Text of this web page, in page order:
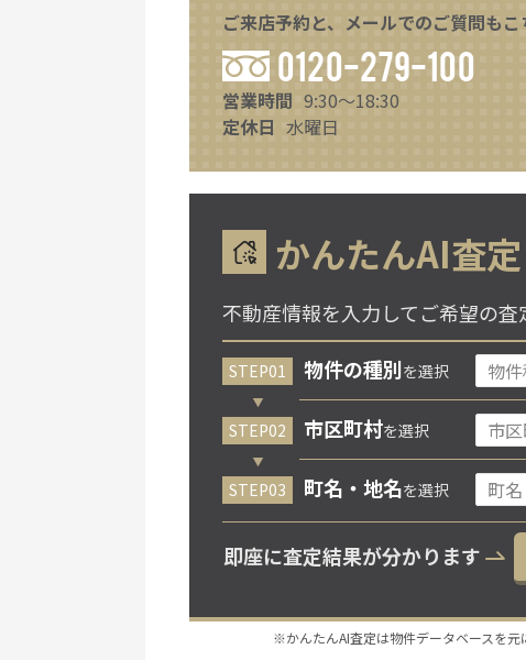
ご来店予約と、メールでのご質問もこ
0120-279-100
営業時間 9:30～18:30
定休日 水曜日
かんたんAI査定
不動産情報を入力してご希望の
物件の種別を選択
市区町村を選択
町名・地名を選択
即座に査定結果が分かります
※かんたんAI査定は物件データベースを元